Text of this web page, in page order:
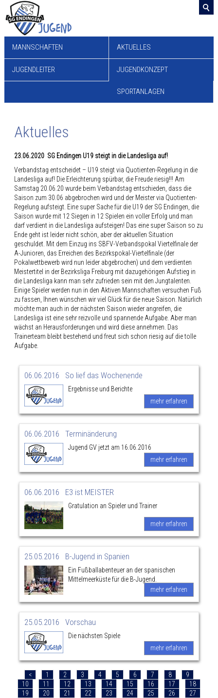
MANNSCHAFTEN AKTUELLES
JUGENDLEITER JUGENDKONZEPT
SPORTANLAGEN
Aktuelles
23.06.2020 SG Endingen U19 steigt in die Landesliga auf!
Verbandstag entscheidet – U19 steigt via Quotienten-Regelung in die
Landesliga auf! Die Erleichterung spürbar, die Freude riesig!!! Am
Samstag 20.06.20 wurde beim Verbandstag entschieden, dass die
Saison zum 30.06 abgebrochen wird und der Meister via Quotienten-
Regelung aufsteigt. Eine super Sache für die U19 der SG Endingen, die
Saison wurde mit 12 Siegen in 12 Spielen ein voller Erfolg und man
darf verdient in die Landesliga aufsteigen! Das eine super Saison so zu
Ende geht ist leider nicht schön, aber der aktuellen Situation
geschuldet. Mit dem Einzug ins SBFV-Verbandspokal Viertelfinale der
A-Junioren, das Erreichen des Bezirkspokal-Viertelfinale (der
Pokalwettbewerb wird nun leider abgebrochen) und dem verdienten
Meistertitel in der Bezirksliga Freiburg mit dazugehörigen Aufstieg in
die Landesliga kann man sehr zufrieden sein mit den Jungtalenten.
Einige Spieler werden nun in den Aktiven Mannschaften versuchen Fuß
zu fassen, Ihnen wünschen wir viel Glück für die neue Saison. Natürlich
möchte man auch in der nächsten Saison wieder angreifen, die
Landesliga ist eine sehr reizvolle und spannende Aufgabe. Aber man
wächst an Herausforderungen und wird diese annehmen. Das
Trainerteam bleibt bestehend und freut sich schon riesig auf die tolle
Aufgabe.
06.06.2016 So lief das Wochenende
Ergebnisse und Berichte
mehr erfahren
06.06.2016 Terminänderung
Jugend GV jetzt am 16.06.2016
mehr erfahren
06.06.2016 E3 ist MEISTER
Gratulation an Spieler und Trainer
mehr erfahren
25.05.2016 B-Jugend in Spanien
Ein Fußballabenteuer an der spanischen
Mittelmeerküste für die B-Jugend.
mehr erfahren
25.05.2016 Vorschau
Die nächsten Spiele
mehr erfahren
< 1 2 3 4 5 6 7 8
9
10
11 12 13 14 15 16 17
18
19
20 21 22 23 24 25 26
27